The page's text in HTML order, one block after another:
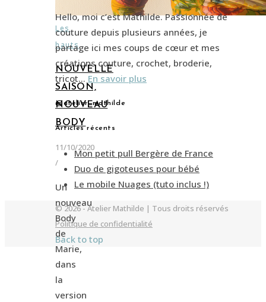
Les
hauts
NOUVELLE
SAISON,
NOUVEAU
BODY
11/10/2020
/
Un
nouveau
Body
de
Marie,
dans
la
version
Hello, moi c’est Mathilde. Passionnée de
couture depuis plusieurs années, je
partage ici mes coups de cœur et mes
créations couture, crochet, broderie,
tricot… En savoir plus
@atelier_mathilde
Articles récents
Mon petit pull Bergère de France
Duo de gigoteuses pour bébé
Le mobile Nuages (tuto inclus !)
© 2026 - Atelier Mathilde | Tous droits réservés
Politique de confidentialité
Back to top